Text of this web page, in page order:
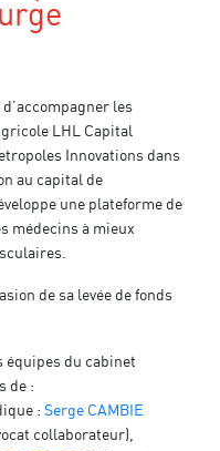
d’accompagner les
LHL Capital
Innovations dans
au capital de
une plateforme de
médecins à mieux
de sa levée de fonds
équipes du cabinet
de :
: Serge CAMBIE
collaborateur),